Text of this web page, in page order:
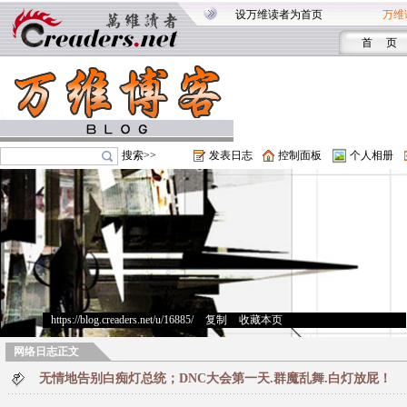
设万维读者为首页 万维
首 页
搜索>> 发表日志 控制面板 个人相册
https://blog.creaders.net/u/16885/> 复制 收藏本页
网络日志正文
无情地告别白痴灯总统；DNC大会第一天.群魔乱舞.白灯放屁！